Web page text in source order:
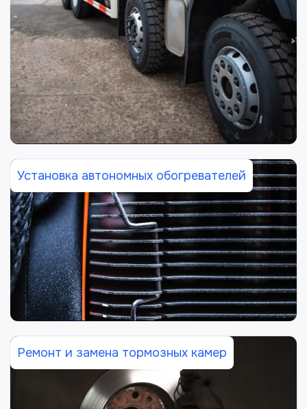
Установка автономных обогревателей
Ремонт и замена тормозных камер